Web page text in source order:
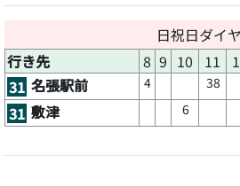
日祝日ダイヤ
行き先
8 9 10 11
31 名張駅前 4 38
31 敷津 6